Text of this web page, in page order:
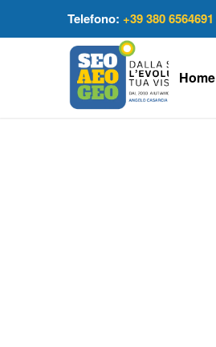
Telefono: +39 380 6564691
Home